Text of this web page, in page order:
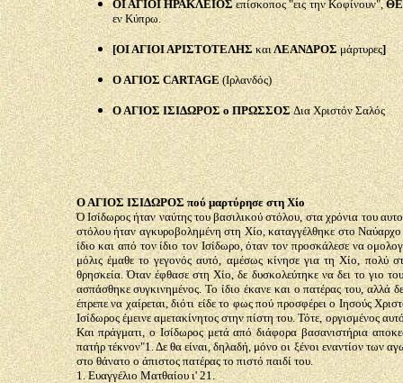
ΟΙ ΑΓΙΟΙ ΗΡΑΚΛΕΙΟΣεπίσκοπος "εις την Κοφίνουν",
εν Κύπρω.
[ΟΙ ΑΓΙΟΙ ΑΡΙΣΤΟΤΕΛΗΣκαιΛΕΑΝΔΡΟΣμάρτυρες]
Ο ΑΓΙΟΣCARTAGE (Ιρλανδός)
Ο ΑΓΙΟΣ ΙΣΙΔΩΡΟΣ ο ΠΡΩΣΣΟΣΔια Χριστόν Σαλός
Ο ΑΓΙΟΣ ΙΣΙΔΩΡΟΣ πού μαρτύρησε στη Χίο
Ό Ισίδωρος ήταν ναύτης του βασιλικού στόλου, στα χρόνια του
στόλου ήταν αγκυροβολημένη στη Χίο, καταγγέλθηκε στο Ναύαρχο
ίδιο και από τον ίδιο τον Ισίδωρο, όταν τον προσκάλεσε να
μόλις έμαθε το γεγονός αυτό, αμέσως κίνησε για τη Χίο, πολύ
θρησκεία. Όταν έφθασε στη Χίο, δε δυσκολεύτηκε να δει το γιο
ασπάσθηκε συγκινημένος. Το ίδιο έκανε και ο πατέρας του, αλλά
έπρεπε να χαίρεται, διότι είδε το φως πού προσφέρει ο Ιησούς
Ισίδωρος έμεινε αμετακίνητος στην πίστη του. Τότε, οργισμένος
Και πράγματι, ο Ισίδωρος μετά από διάφορα βασανιστήρια
πατήρ τέκνον"1. Δε θα είναι, δηλαδή, μόνο οι ξένοι εναντίον των
στο θάνατο ο άπιστος πατέρας το πιστό παιδί του.
1. Ευαγγέλιο Ματθαίου ι' 21.